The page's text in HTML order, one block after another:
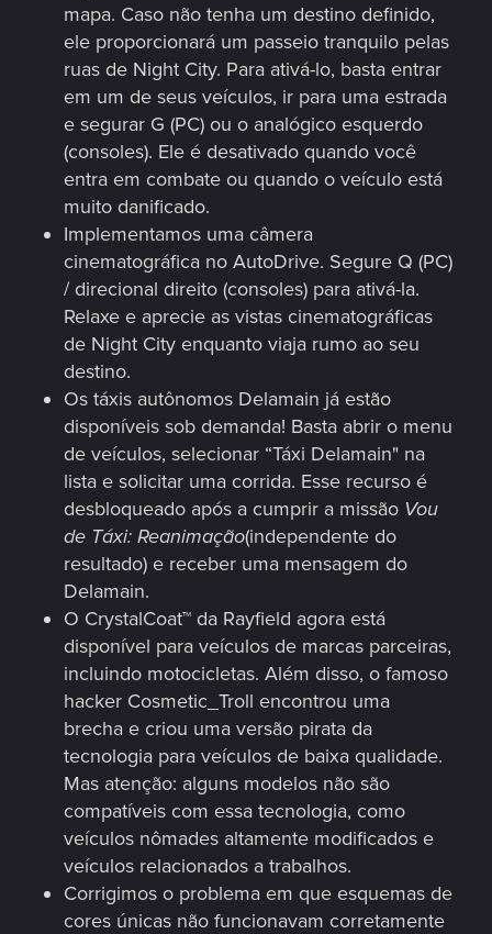
mapa. Caso não tenha um destino definido,
ele proporcionará um passeio tranquilo pelas
ruas de Night City. Para ativá-lo, basta entrar
em um de seus veículos, ir para uma estrada
e segurar G (PC) ou o analógico esquerdo
(consoles). Ele é desativado quando você
entra em combate ou quando o veículo está
muito danificado.
Implementamos uma câmera
cinematográfica no AutoDrive. Segure Q (PC)
/ direcional direito (consoles) para ativá-la.
Relaxe e aprecie as vistas cinematográficas
de Night City enquanto viaja rumo ao seu
destino.
Os táxis autônomos Delamain já estão
disponíveis sob demanda! Basta abrir o menu
de veículos, selecionar “Táxi Delamain" na
lista e solicitar uma corrida. Esse recurso é
desbloqueado após a cumprir a missão Vou
de Táxi: Reanimação(independente do
resultado) e receber uma mensagem do
Delamain.
O CrystalCoat™ da Rayfield agora está
disponível para veículos de marcas parceiras,
incluindo motocicletas. Além disso, o famoso
hacker Cosmetic_Troll encontrou uma
brecha e criou uma versão pirata da
tecnologia para veículos de baixa qualidade.
Mas atenção: alguns modelos não são
compatíveis com essa tecnologia, como
veículos nômades altamente modificados e
veículos relacionados a trabalhos.
Corrigimos o problema em que esquemas de
cores únicas não funcionavam corretamente